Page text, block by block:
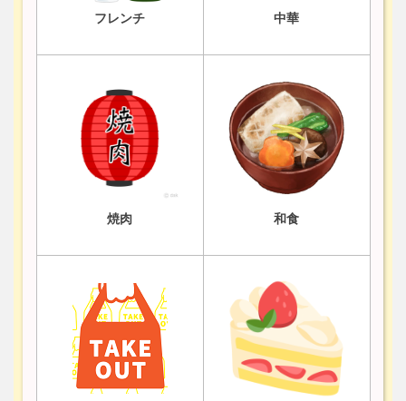
フレンチ 中華
焼肉 和食